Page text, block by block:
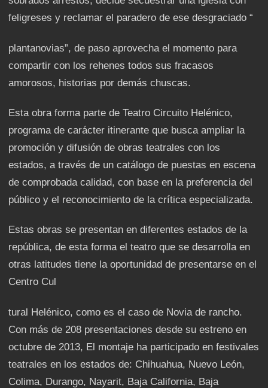
feligreses y reclamar el paradero de ese desgraciado “
plantanovias”, de paso aprovecha el momento para
compartir con los rehenes todos sus fracasos
amorosos, historias por demás chuscas.
Esta obra forma parte de Teatro Circuito Helénico,
programa de carácter itinerante que busca ampliar la
promoción y difusión de obras teatrales con los
estados, a través de un catálogo de puestas en escena
de comprobada calidad, con base en la preferencia del
público y el reconocimiento de la crítica especializada.
Estas obras se presentan en diferentes estados de la
república, de esta forma el teatro que se desarrolla en
otras latitudes tiene la oportunidad de presentarse en el
Centro Cul
tural Helénico, como es el caso de Novia de rancho.
Con más de 208 presentaciones desde su estreno en
octubre de 2013, El montaje ha participado en festivales
teatrales en los estados de: Chihuahua, Nuevo León,
Colima, Durango, Nayarit, Baja California, Baja